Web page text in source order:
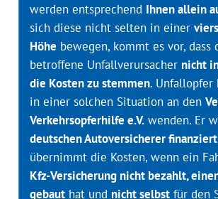
werden entsprechend Ihnen allein
sich diese nicht selten in einer
Höhe bewegen, kommt es vor, dass
betroffene Unfallverursacher nicht
die Kosten zu stemmen. Unfallopfer
in einer solchen Situation an den
Verkehrsopferhilfe e.V.wenden. Er
deutschen Autoversicherer finanziert
übernimmt die Kosten, wenn ein
Kfz-Versicherung nicht bezahlt,
gebauthat und nicht selbstfür den